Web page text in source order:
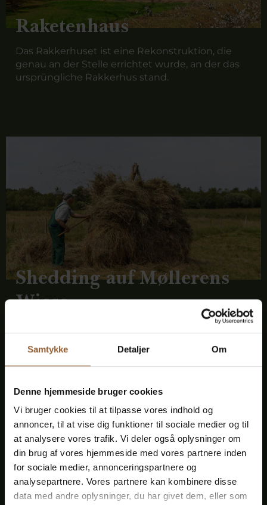
Samtykke Detaljer Om
Denne hjemmeside bruger cookies
Vi bruger cookies til at tilpasse vores indhold og
annoncer, til at vise dig funktioner til sociale medier og til
at analysere vores trafik. Vi deler også oplysninger om
din brug af vores hjemmeside med vores partnere inden
for sociale medier, annonceringspartnere og
analysepartnere. Vores partnere kan kombinere disse
data med andre oplysninger, du har givet dem, eller som
Raketenhaus
Das Rakkerhuset ist eine Rekonstruktion, die
genau an der Stelle errichtet wurde, an der das
ursprüngliche Rakkerhus stand.
Shedding auf Møllerens
Wiese
Treuekarten kaufen
Platin
699 DKK